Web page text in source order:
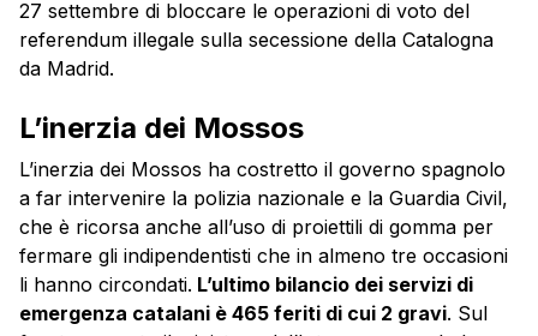
27 settembre di bloccare le operazioni di voto del
referendum illegale sulla secessione della Catalogna
da Madrid.
L’inerzia dei Mossos
L’inerzia dei Mossos ha costretto il governo spagnolo
a far intervenire la polizia nazionale e la Guardia Civil,
che è ricorsa anche all’uso di proiettili di gomma per
fermare gli indipendentisti che in almeno tre occasioni
li hanno circondati. L’ultimo bilancio dei servizi di
emergenza catalani è 465 feriti di cui 2 gravi. Sul